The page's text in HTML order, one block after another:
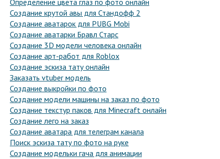
Определение цвета глаз по фото онлайн
Создание крутой авы для Стандофф 2
Создание аватарок для PUBG Mobi
Создание аватарки Бравл Старс
Создание 3D модели человека онлайн
Создание арт-работ для Roblox
Создание эскиза тату онлайн
Заказать vtuber модель
Создание выкройки по фото
Создание модели машины на заказ по фото
Создание текстур паков для Minecraft онлайн
Создание лего на заказ
Создание аватара для телеграм канала
Поиск эскиза тату по фото на руке
Создание модельки гача для анимации